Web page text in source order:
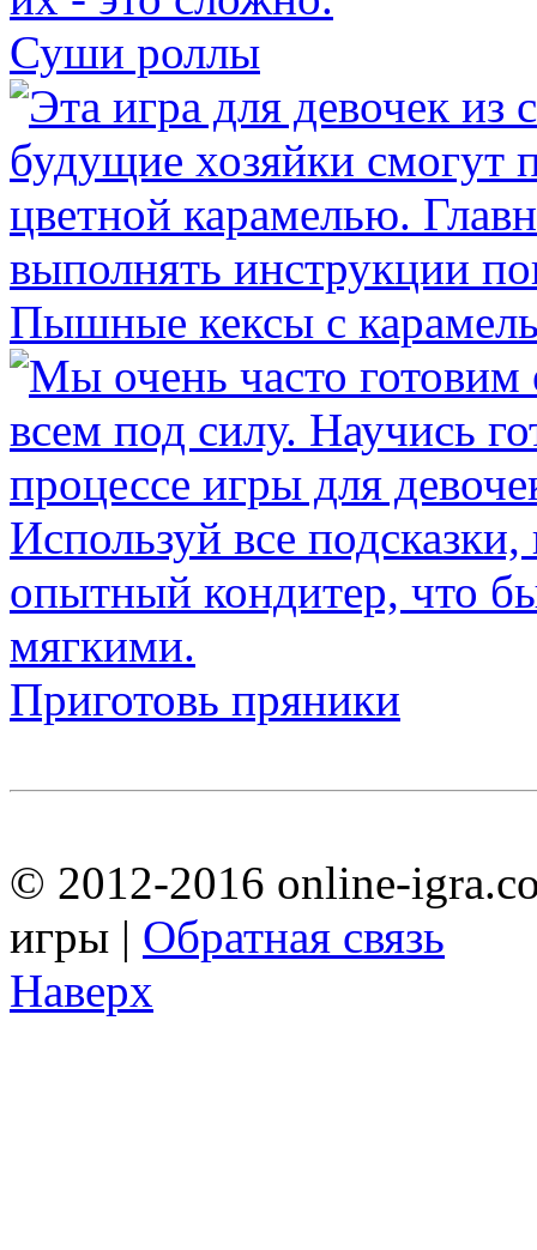
Суши роллы
Пышные кексы с
Приготовь пряники
© 2012-2016 online-
игры | Обратная связь
Наверх